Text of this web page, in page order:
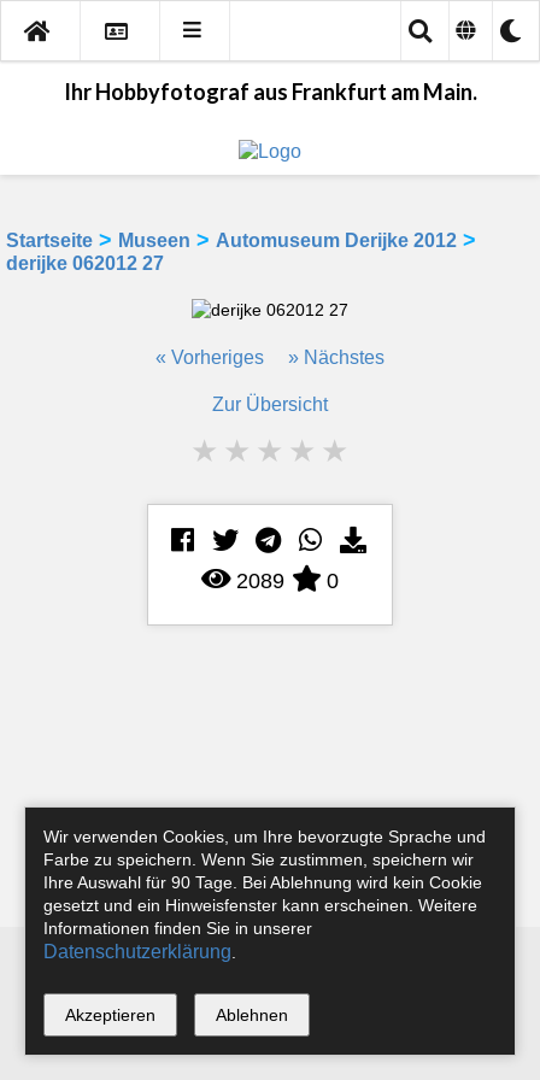
Ihr Hobbyfotograf aus Frankfurt am Main.
Startseite > Museen > Automuseum Derijke 2012 >
derijke 062012 27
« Vorheriges » Nächstes
Zur Übersicht
★ ★ ★ ★ ★
2089 0
Instagram
*
Wir verwenden Cookies, um Ihre bevorzugte Sprache und
Farbe zu speichern. Wenn Sie zustimmen, speichern wir
Ihre Auswahl für 90 Tage. Bei Ablehnung wird kein Cookie
gesetzt und ein Hinweisfenster kann erscheinen. Weitere
Informationen finden Sie in unserer
Datenschutzerklärung
Akzeptieren Ablehnen